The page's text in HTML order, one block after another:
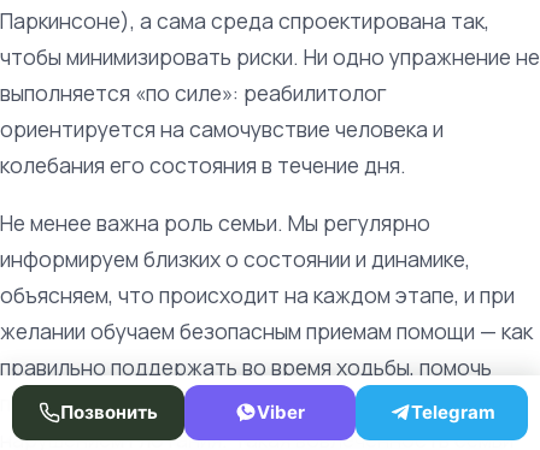
Паркинсоне), а сама среда спроектирована так,
чтобы минимизировать риски. Ни одно упражнение не
выполняется «по силе»: реабилитолог
ориентируется на самочувствие человека и
колебания его состояния в течение дня.
Не менее важна роль семьи. Мы регулярно
информируем близких о состоянии и динамике,
объясняем, что происходит на каждом этапе, и при
желании обучаем безопасным приемам помощи — как
правильно поддержать во время ходьбы, помочь
подняться или безопасно накормить человека с
нарушением глотания. Такая вовлеченность семьи
Позвонить Viber Telegram